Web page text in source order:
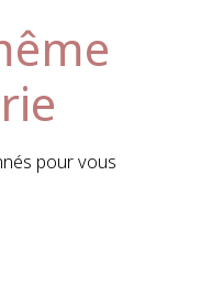
pour vous